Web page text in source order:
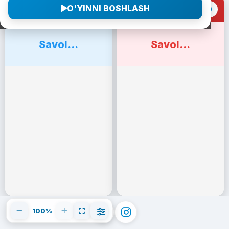
O'YINNI BOSHLASH
0
Savol...
2-Jamoa 0
Savol...
100%